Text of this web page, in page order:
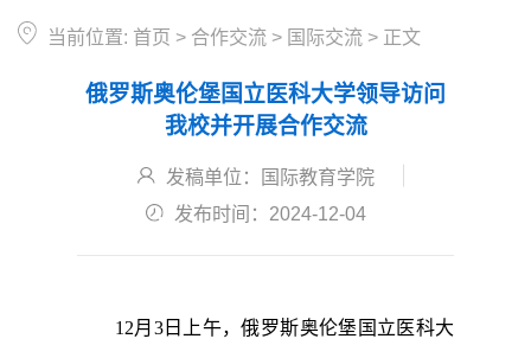
当前位置: 首页 > 合作交流 > 国际交流 > 正文
俄罗斯奥伦堡国立医科大学领导访问
我校并开展合作交流
发稿单位：国际教育学院
发布时间：2024-12-04
12月3日上午，俄罗斯奥伦堡国立医科大